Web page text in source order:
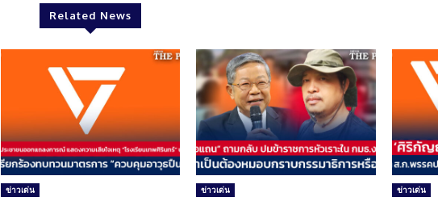
Related News
ข่าวเด่น ข่าวเด่น ข่าวเด่น